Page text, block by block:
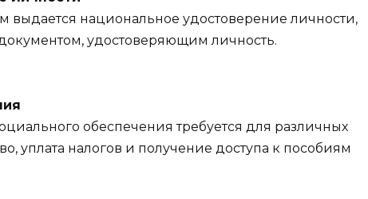
выдается национальное удостоверение личности,
удостоверяющим личность.
обеспечения требуется для различных
уплата налогов и получение доступа к пособиям